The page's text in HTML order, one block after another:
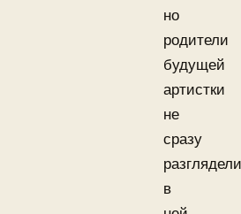
но
родители
будущей
артистки
не
сразу
разглядели
в